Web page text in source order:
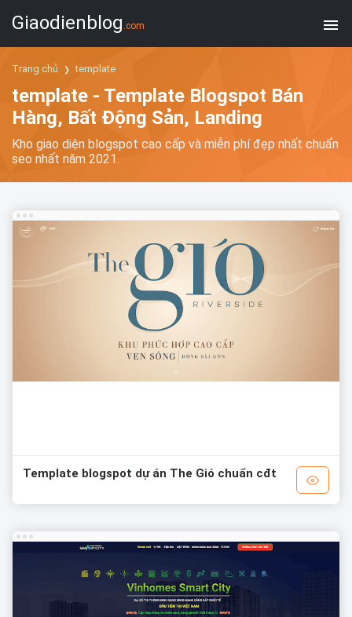
Giaodienblog .com
Trang chủ template
template - Template Blogspot Bán
Hàng, Bất Động Sản, Landing
Kho giao diện blogspot cao cấp và miễn phí đẹp nhất chuẩn
seo nhất năm 2021.
Template blogspot dự án The Gió chuẩn cđt